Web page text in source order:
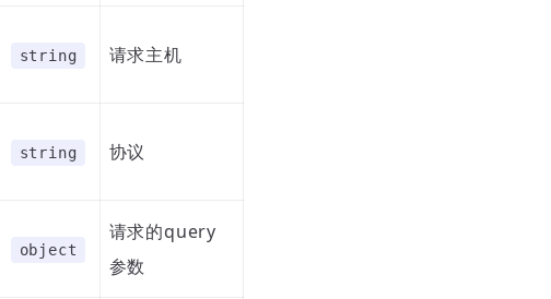
string 请求主机
string 协议
object
请求的query
参数